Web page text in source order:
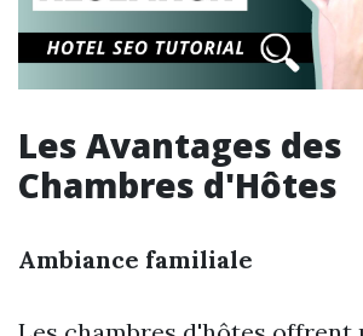
Les Avantages des
Chambres d'Hôtes
Ambiance familiale